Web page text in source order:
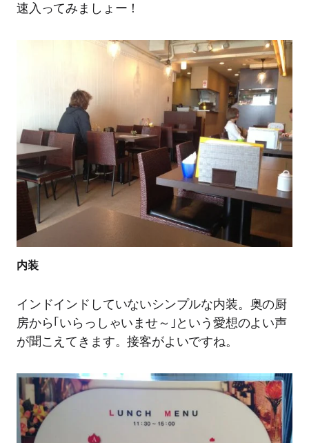
速入ってみましょー！
内装
インドインドしていないシンプルな内装。奥の厨
房から｢いらっしゃいませ～｣という愛想のよい声
が聞こえてきます。接客がよいですね。